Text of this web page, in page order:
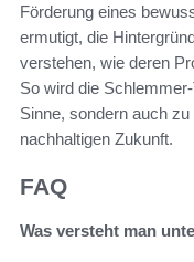
Förderung eines
ermutigt, die
verstehen, wie deren
So wird die
Sinne, sondern auch
nachhaltigen Zukunft.
FAQ
Was versteht man